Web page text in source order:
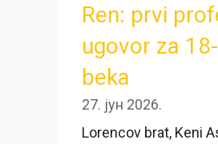
Ren: prvi
ugovor za
beka
27. јун 2026.
Lorencov brat, Keni